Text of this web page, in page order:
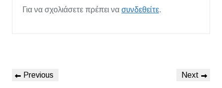
Για να σχολιάσετε πρέπει να συνδεθείτε.
Πλοήγηση
Previous
Previous
Next
Next